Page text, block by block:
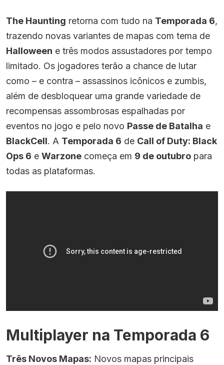
The Haunting retorna com tudo na Temporada 6,
trazendo novas variantes de mapas com tema de
Halloween e três modos assustadores por tempo
limitado. Os jogadores terão a chance de lutar
como – e contra – assassinos icônicos e zumbis,
além de desbloquear uma grande variedade de
recompensas assombrosas espalhadas por
eventos no jogo e pelo novo Passe de Batalha e
BlackCell. A Temporada 6 de Call of Duty: Black
Ops 6 e Warzone começa em 9 de outubro para
todas as plataformas.
Multiplayer na Temporada 6
Três Novos Mapas: Novos mapas principais